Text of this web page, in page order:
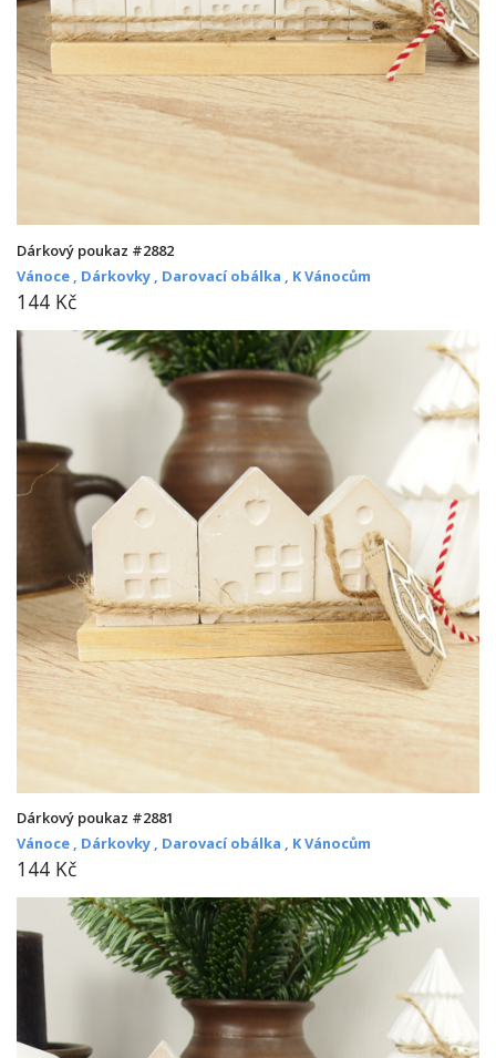
Dárkový poukaz #2882
Vánoce , Dárkovky , Darovací obálka , K Vánocům
144 Kč
Dárkový poukaz #2881
Vánoce , Dárkovky , Darovací obálka , K Vánocům
144 Kč